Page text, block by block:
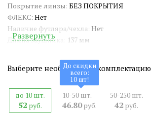
Покрытие линзы: БЕЗ ПОКРЫТИЯ
ФЛЕКС: Нет
Наличие футляра/чехла: Нет
Длина заушника:
137 мм
Ширина оправы:135 мм
Ширина переносицы:12 мм
Страна происхождения:Китай
Артикул:ZP8025
СЕРТИФИКАТ:
РОСС CN.HE06.H06668
Развернуть
Выберите необходимую комплектацию
до 10 шт.
52 руб.
10-50 шт.
46.80руб.
До скидки
всего:
10 шт!
50-250 шт.
42 руб.